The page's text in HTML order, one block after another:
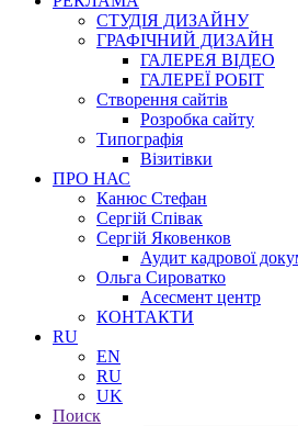
СТУДІЯ ДИЗАЙНУ
ГРАФІЧНИЙ ДИЗАЙН
ГАЛЕРЕЯ ВІДЕО
ГАЛЕРЕЇ РОБІТ
Створення сайтів
Розробка сайту
Типографія
Візитівки
ПРО НАС
Канюс Стефан
Сергій Співак
Сергій Яковенков
Аудит кадрової
Ольга Сироватко
Асесмент центр
КОНТАКТИ
RU
EN
RU
UK
Поиск